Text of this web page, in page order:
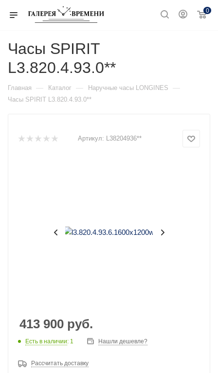
0
Часы SPIRIT
L3.820.4.93.0**
Главная — Каталог — Наручные часы LONGINES —
Часы SPIRIT L3.820.4.93.0**
Артикул: L38204936**
413 900 руб.
Есть в наличии: 1 Нашли дешевле?
Рассчитать доставку